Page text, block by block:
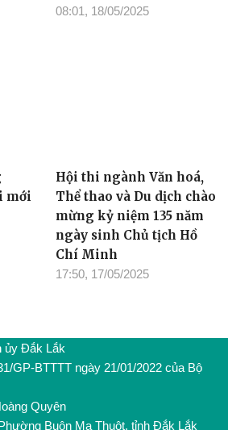
08:01, 18/05/2025
mới
Hội thi ngành Văn hoá,
Thể thao và Du dịch chào
mừng kỷ niệm 135 năm
ngày sinh Chủ tịch Hồ
Chí Minh
17:50, 17/05/2025
ủy Đắk Lắk
GP-BTTTT ngày 21/01/2022 của Bộ
Quyên
Buôn Ma Thuột, tỉnh Đắk Lắk